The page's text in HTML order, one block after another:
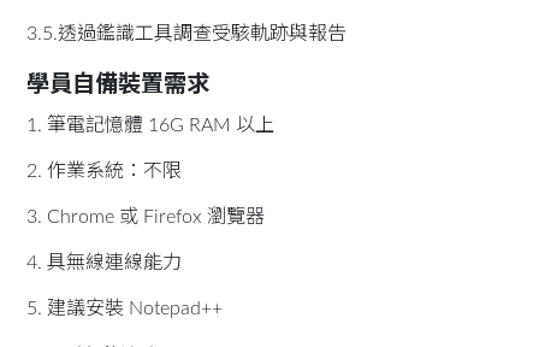
3.5.透過鑑識工具調查受駭軌跡與報告
學員自備裝置需求
1. 筆電記憶體 16G RAM 以上
2. 作業系統：不限
3. Chrome 或 Firefox 瀏覽器
4. 具無線連線能力
5. 建議安裝 Notepad++